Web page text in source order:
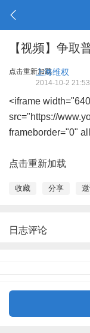
【视频】争取
点击重新加载上海维权
2014-10-2 21:53
<iframe
src="https://
frameborder="0"
点击重新加载
收藏 分享
日志评论